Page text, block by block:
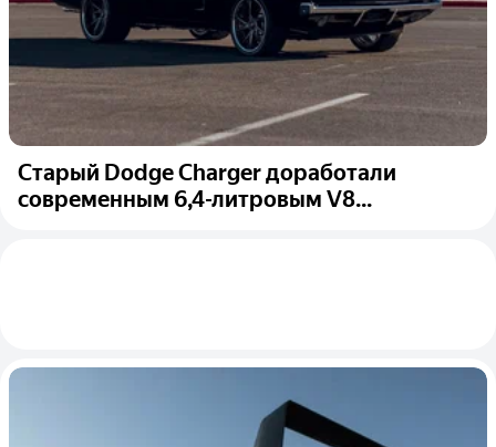
Старый Dodge Charger доработали
современным 6,4-литровым V8...